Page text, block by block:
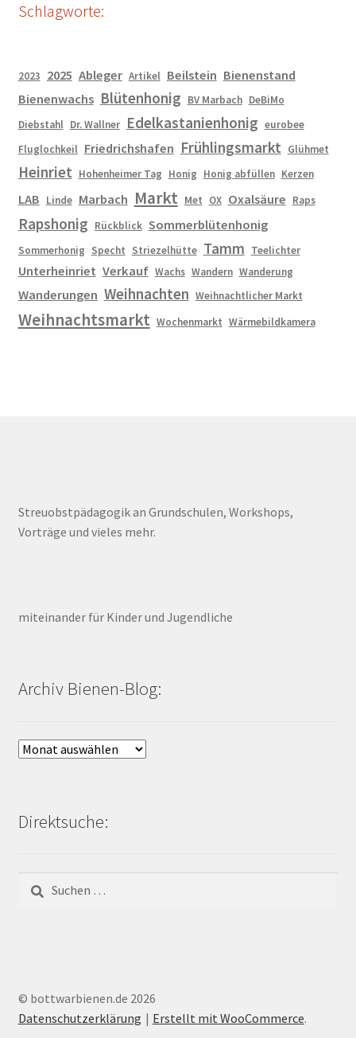
Schlagworte:
2023 2025 Ableger Artikel Beilstein Bienenstand
Bienenwachs Blütenhonig BV Marbach DeBiMo
Diebstahl Dr. Wallner Edelkastanienhonig eurobee
Fluglochkeil Friedrichshafen Frühlingsmarkt Glühmet
Heinriet Hohenheimer Tag Honig Honig abfüllen Kerzen
LAB Linde Marbach Markt Met OX Oxalsäure Raps
Rapshonig Rückblick Sommerblütenhonig
Sommerhonig Specht Striezelhütte Tamm Teelichter
Unterheinriet Verkauf Wachs Wandern Wanderung
Wanderungen Weihnachten Weihnachtlicher Markt
Weihnachtsmarkt Wochenmarkt Wärmebildkamera
Streuobstpädagogik an Grundschulen, Workshops,
Vorträge und vieles mehr.
miteinander für Kinder und Jugendliche
Archiv Bienen-Blog:
Archiv
Direktsuche:
nach:
© bottwarbienen.de 2026
Datenschutzerklärung
Erstellt mit WooCommerce.